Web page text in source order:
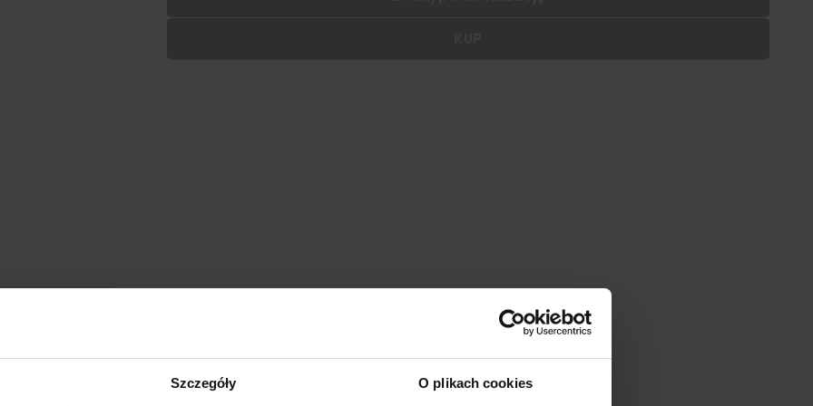
Szczegóły O plikach cookies
DODAJ